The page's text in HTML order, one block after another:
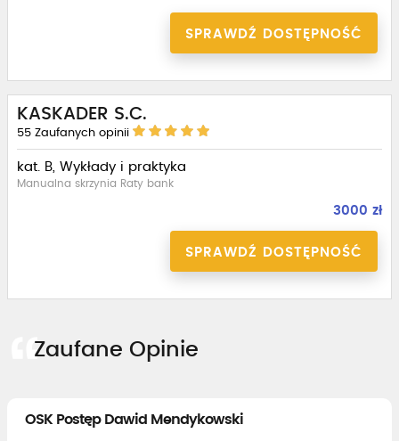
SPRAWDŹ DOSTĘPNOŚĆ
KASKADER S.C.
55 Zaufanych opinii
kat. B, Wykłady i praktyka
Manualna skrzynia Raty bank
3000 zł
SPRAWDŹ DOSTĘPNOŚĆ
Zaufane Opinie
OSK Postęp Dawid Mendykowski